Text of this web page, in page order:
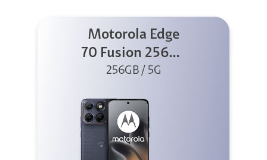
Motorola Edge
70 Fusion 256GB
Azul
256GB / 5G